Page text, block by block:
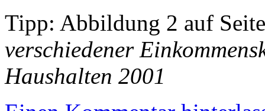
Tipp: Abbildung 2 auf
verschiedener
Haushalten 2001